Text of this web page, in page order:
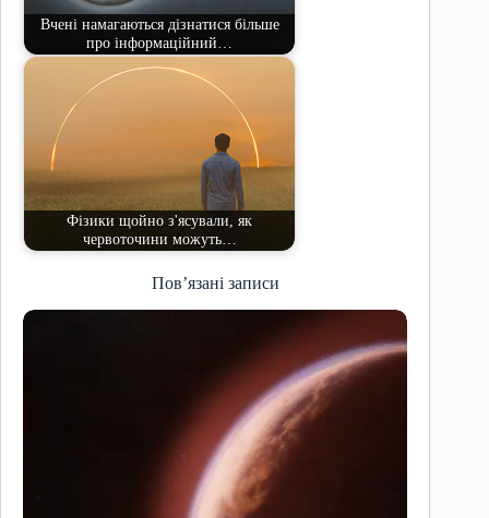
Вчені намагаються дізнатися більше
про інформаційний…
Фізики щойно з'ясували, як
червоточини можуть…
Пов’язані записи